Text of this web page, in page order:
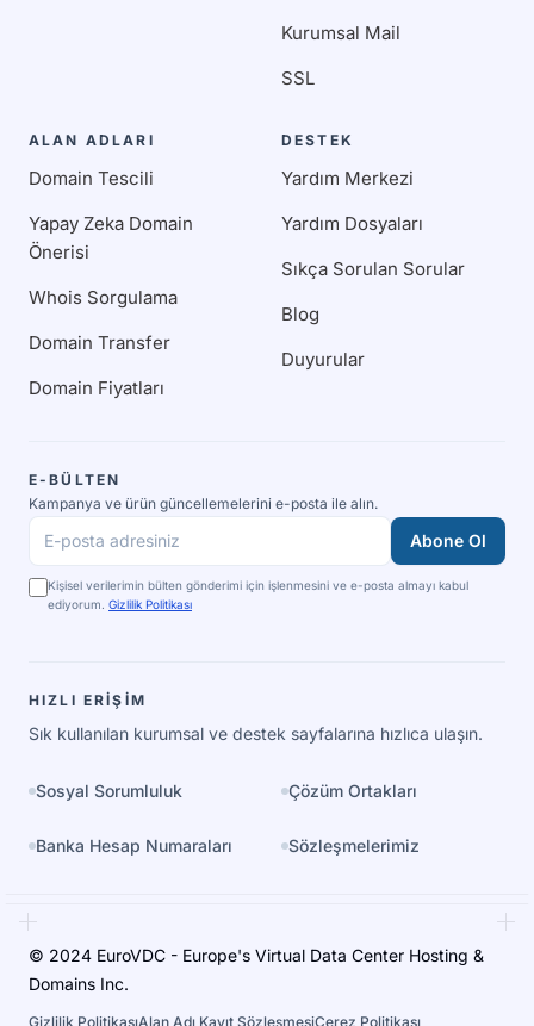
Kurumsal Mail
SSL
ALAN ADLARI
Domain Tescili
Yapay Zeka Domain
Önerisi
Whois Sorgulama
Domain Transfer
Domain Fiyatları
DESTEK
Yardım Merkezi
Yardım Dosyaları
Sıkça Sorulan Sorular
Blog
Duyurular
E-BÜLTEN
Kampanya ve ürün güncellemelerini e-posta ile alın.
E-posta adresiniz
Abone Ol
Kişisel verilerimin bülten gönderimi için işlenmesini ve e-posta almayı kabul
ediyorum. Gizlilik Politikası
HIZLI ERIŞIM
Sık kullanılan kurumsal ve destek sayfalarına hızlıca ulaşın.
Sosyal Sorumluluk Çözüm Ortakları
Banka Hesap Numaraları Sözleşmelerimiz
© 2024 EuroVDC - Europe's Virtual Data Center Hosting &
Domains Inc.
Gizlilik PolitikasıAlan Adı Kayıt SözleşmesiÇerez Politikası